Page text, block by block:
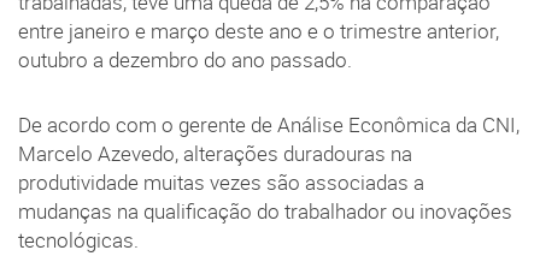
entre janeiro e março deste ano e o trimestre anterior,
outubro a dezembro do ano passado.
De acordo com o gerente de Análise Econômica da CNI,
Marcelo Azevedo, alterações duradouras na
produtividade muitas vezes são associadas a
mudanças na qualificação do trabalhador ou inovações
tecnológicas.